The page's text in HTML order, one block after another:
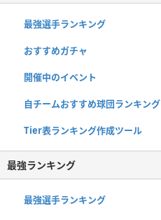
最強選手ランキング
おすすめガチャ
開催中のイベント
自チームおすすめ球団ランキング
Tier表ランキング作成ツール
最強ランキング
最強選手ランキング